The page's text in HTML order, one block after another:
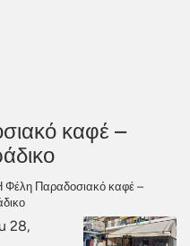
καφέ –
Φέλη Παραδοσιακό καφέ –
28,